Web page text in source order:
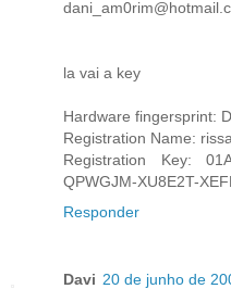
la vai a key
Hardware fingersprint:
Registration Name:
Registration Key:
QPWGJM-XU8E2T-
Responder
Davi 20 de junho de